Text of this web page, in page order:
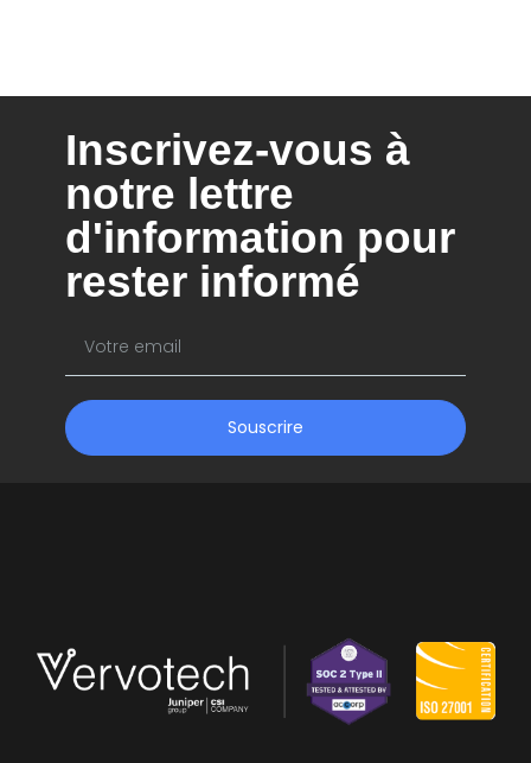
Inscrivez-vous à
notre lettre
d'information pour
rester informé
Souscrire